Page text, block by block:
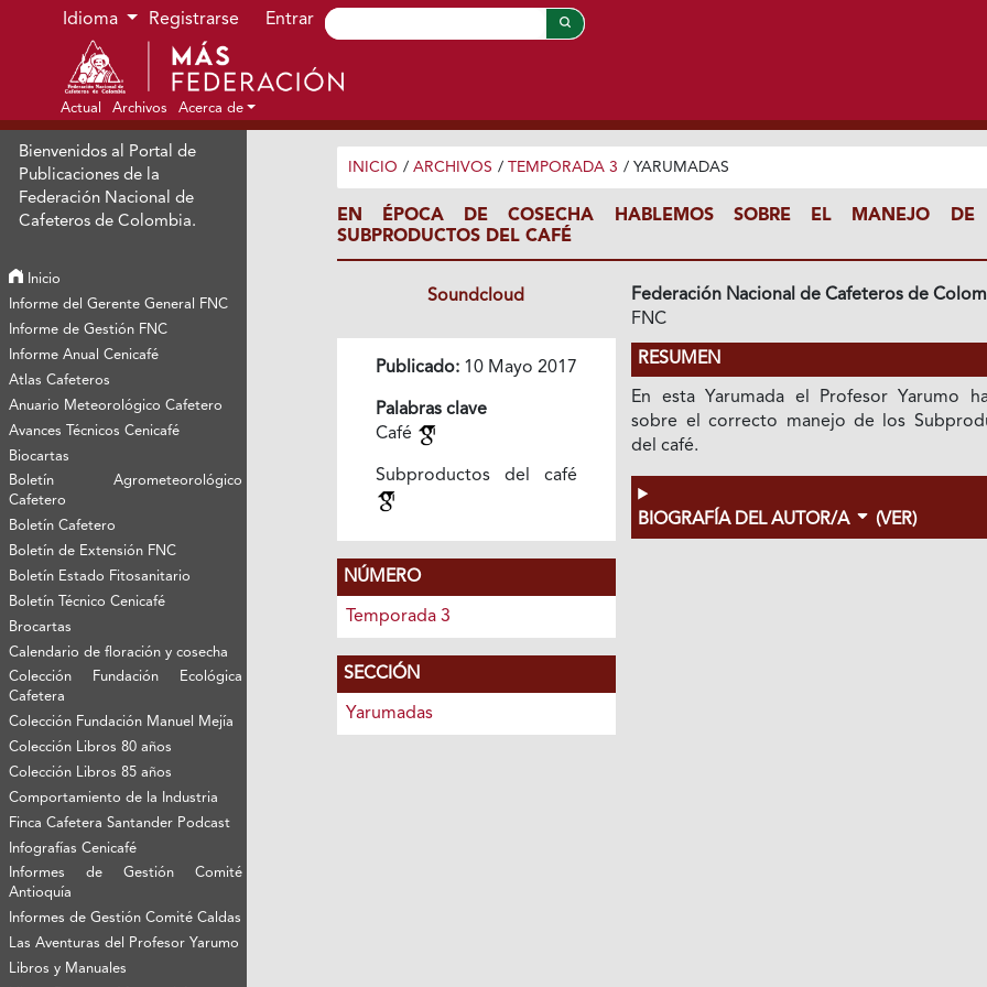
Ir al menú de navegación principal
Ir al contenido principal
Ir al pie de página del sitio
Idioma Registrarse Entrar
Actual Archivos Acerca de
Bienvenidos al Portal de
Publicaciones de la
Federación Nacional de
Cafeteros de Colombia.
Inicio
Informe del Gerente General FNC
Informe de Gestión FNC
Informe Anual Cenicafé
Atlas Cafeteros
Anuario Meteorológico Cafetero
Avances Técnicos Cenicafé
Biocartas
Boletín Agrometeorológico
Cafetero
Boletín Cafetero
Boletín de Extensión FNC
Boletín Estado Fitosanitario
Boletín Técnico Cenicafé
Brocartas
Calendario de floración y cosecha
Colección Fundación Ecológica
Cafetera
Colección Fundación Manuel Mejía
Colección Libros 80 años
Colección Libros 85 años
Comportamiento de la Industria
Finca Cafetera Santander Podcast
Infografías Cenicafé
Informes de Gestión Comité
Antioquía
Informes de Gestión Comité Caldas
Las Aventuras del Profesor Yarumo
Libros y Manuales
INICIO / ARCHIVOS / TEMPORADA 3 / YARUMADAS
EN ÉPOCA DE COSECHA HABLEMOS SOBRE EL MANEJO DE
SUBPRODUCTOS DEL CAFÉ
Soundcloud
Publicado:10 Mayo 2017
Palabras clave
Café
Subproductos del café
NÚMERO
Temporada 3
SECCIÓN
Yarumadas
Federación Nacional de Cafeteros de
FNC
RESUMEN
En esta Yarumada el Profesor Yarumo
sobre el correcto manejo de los
del café.
BIOGRAFÍA DEL AUTOR/A (VER)